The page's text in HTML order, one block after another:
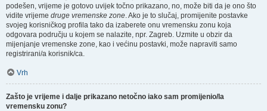
podešen, vrijeme je gotovo uvijek točno prikazano, no, može biti da je ono što
vidite vrijeme druge vremenske zone. Ako je to slučaj, promijenite postavke
svojeg korisničkog profila tako da izaberete onu vremensku zonu koja
odgovara području u kojem se nalazite, npr. Zagreb. Uzmite u obzir da
mijenjanje vremenske zone, kao i većinu postavki, može napraviti samo
registrirani/a korisnik/ca.
Vrh
Zašto je vrijeme i dalje prikazano netočno iako sam promijenio/la
vremensku zonu?